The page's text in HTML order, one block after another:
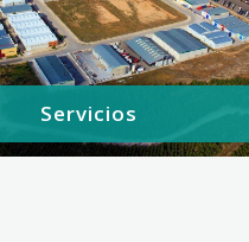
Servicios